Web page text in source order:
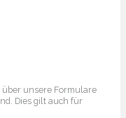
über unsere Formulare
Dies gilt auch für